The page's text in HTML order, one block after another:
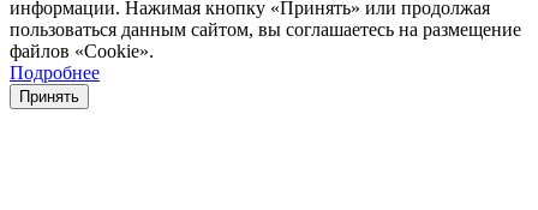
информации. Нажимая кнопку «Принять» или продолжая
пользоваться данным сайтом, вы соглашаетесь на размещение
файлов «Cookie».
Подробнее
Принять